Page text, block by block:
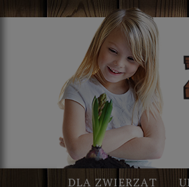
DLA ZWIERZĄT